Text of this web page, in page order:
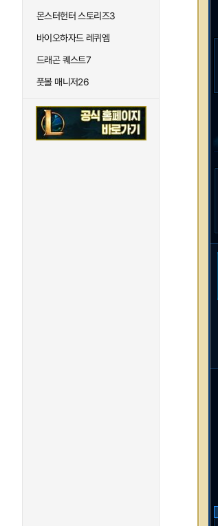
몬스터헌터 스토리즈3
바이오하자드 레퀴엠
드래곤 퀘스트7
풋볼 매니저26